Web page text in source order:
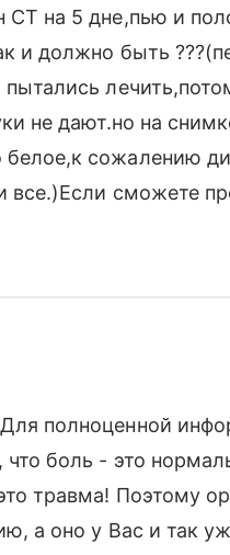
СТ на 5 дне,пью и
и должно быть
не дают.но на
сожалению
все.)Если сможете
полноценной
что боль - это
травма! Поэтому
а оно у Вас и так